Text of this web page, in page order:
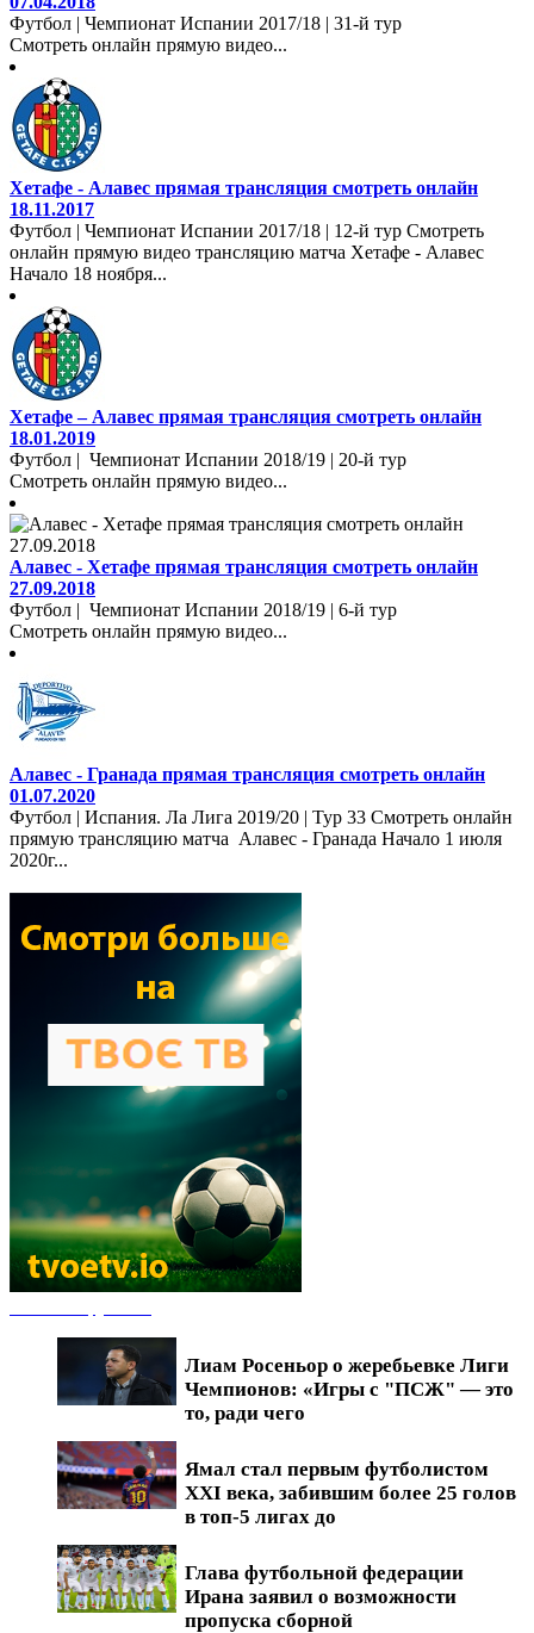
Футбол | Чемпионат Испании 2017/18 | 31-й тур
Смотреть онлайн прямую видео...
Хетафе - Алавес прямая трансляция смотреть онлайн
18.11.2017
Футбол | Чемпионат Испании 2017/18 | 12-й тур Смотреть
онлайн прямую видео трансляцию матча Хетафе - Алавес
Начало 18 ноября...
Хетафе – Алавес прямая трансляция смотреть онлайн
18.01.2019
Футбол | Чемпионат Испании 2018/19 | 20-й тур
Смотреть онлайн прямую видео...
Алавес - Хетафе прямая трансляция смотреть онлайн
27.09.2018
Футбол | Чемпионат Испании 2018/19 | 6-й тур
Смотреть онлайн прямую видео...
Алавес - Гранада прямая трансляция смотреть онлайн
01.07.2020
Футбол | Испания. Ла Лига 2019/20 | Тур 33 Смотреть онлайн
прямую трансляцию матча Алавес - Гранада Начало 1 июля
2020г...
Лиам Росеньор о жеребьевке Лиги
Чемпионов: «Игры с "ПСЖ" — это
то, ради чего
Ямал стал первым футболистом
XXI века, забившим более 25 голов
в топ-5 лигах до
Глава футбольной федерации
Ирана заявил о возможности
пропуска сборной